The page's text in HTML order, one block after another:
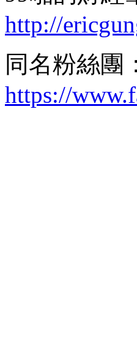
http://
同名粉絲團：
https://